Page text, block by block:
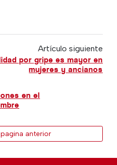
Artículo siguiente
por gripe es mayor en
mujeres y ancianos
en el
anterior